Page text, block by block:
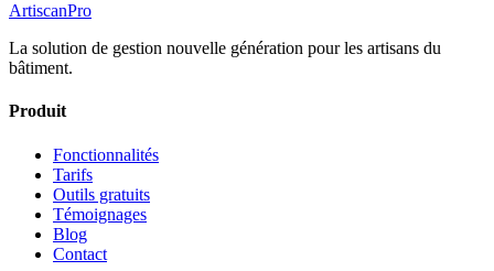
ArtiscanPro
La solution de gestion nouvelle génération pour les artisans du
bâtiment.
Produit
Fonctionnalités
Tarifs
Outils gratuits
Témoignages
Blog
Contact